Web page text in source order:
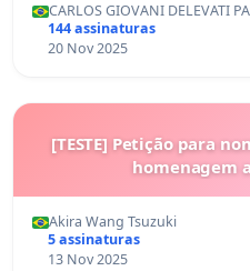
CARLOS GIOVANI DELEVATI
144 assinaturas
20 Nov 2025
[TESTE] Petição para
homenagem
Akira Wang Tsuzuki
5 assinaturas
13 Nov 2025